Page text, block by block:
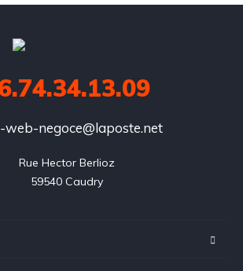
web-negoce@laposte.net
Rue Hector Berlioz
59540 Caudry